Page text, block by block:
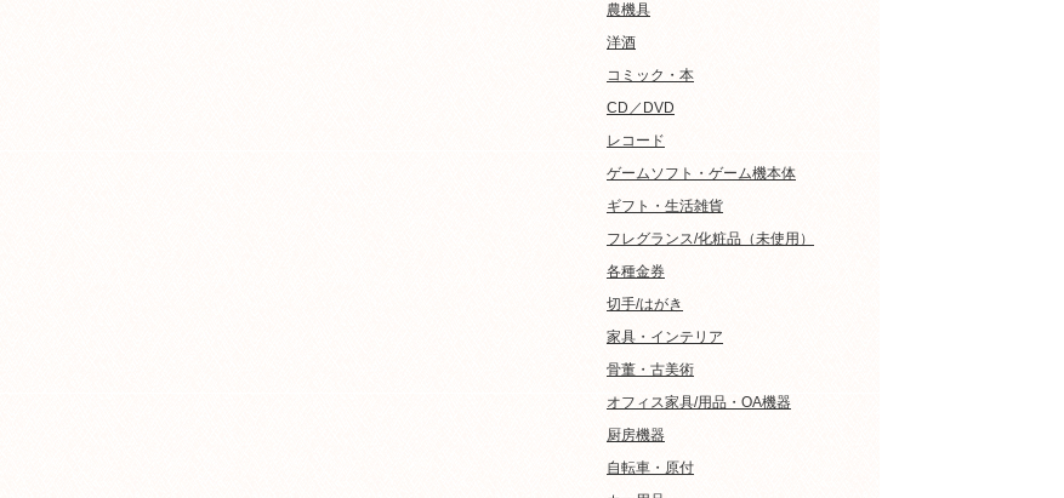
農機具
洋酒
コミック・本
CD／DVD
レコード
ゲームソフト・ゲーム機本体
ギフト・生活雑貨
フレグランス/化粧品（未使用）
各種金券
切手/はがき
家具・インテリア
骨董・古美術
オフィス家具/用品・OA機器
厨房機器
自転車・原付